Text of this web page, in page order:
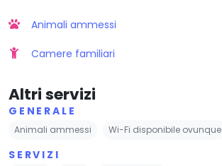
Animali ammessi
Camere familiari
Altri servizi
GENERALE
Animali ammessi Wi-Fi disponibile ovunque
SERVIZI